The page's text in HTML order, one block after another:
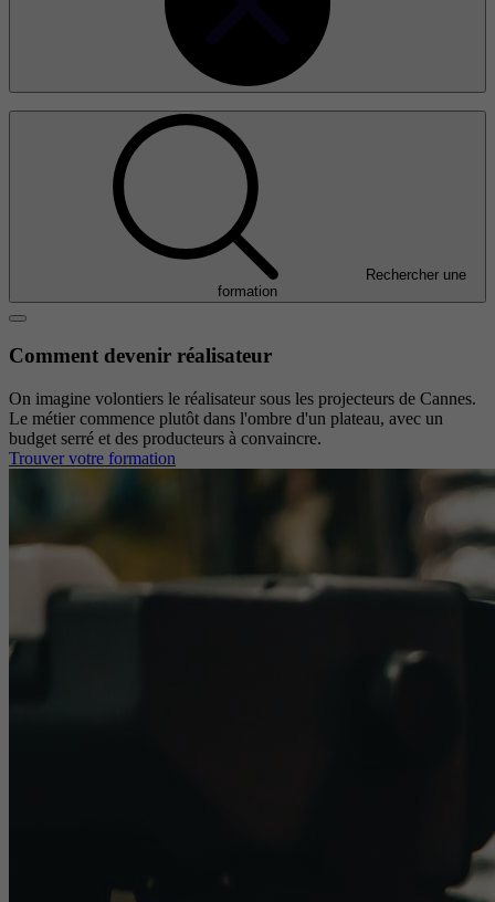
Rechercher une
formation
Comment devenir réalisateur
On imagine volontiers le réalisateur sous les projecteurs de Cannes.
Le métier commence plutôt dans l'ombre d'un plateau, avec un
budget serré et des producteurs à convaincre.
Trouver votre formation